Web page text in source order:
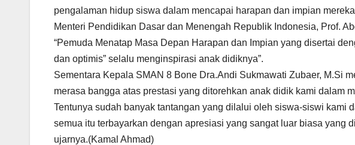
pengalaman hidup siswa dalam mencapai harapan dan impian
Menteri Pendidikan Dasar dan Menengah Republik Indonesia, Prof.
“Pemuda Menatap Masa Depan Harapan dan Impian yang disertai
dan optimis” selalu menginspirasi anak didiknya”.
Sementara Kepala SMAN 8 Bone Dra.Andi Sukmawati Zubaer, M.Si
merasa bangga atas prestasi yang ditorehkan anak didik kami dalam
Tentunya sudah banyak tantangan yang dilalui oleh siswa-siswi kami
semua itu terbayarkan dengan apresiasi yang sangat luar biasa yang
ujarnya.(Kamal Ahmad)